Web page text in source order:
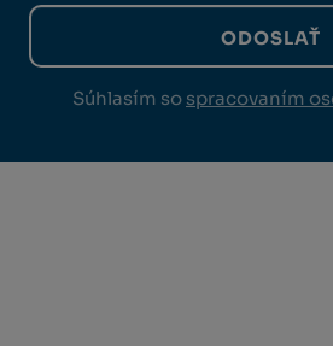
ODOSLAŤ
Súhlasím so spracovaním